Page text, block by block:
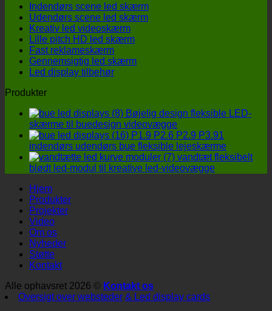
Indendørs scene led skærm
Udendørs scene led skærm
Kreativ led videoskærm
Lille pitch HD led skærm
Fast reklameskærm
Gennemsigtig led skærm
Led display tilbehør
Produkter
Bøjelig design fleksible LED-
skærme til buedesign videovægge
P1.9 P2.6 P2.9 P3.91
indendørs udendørs bue fleksible lejeskærme
vandtæt fleksibelt
blødt led-modul til kreative led-videovægge
Hjem
Produkter
Projekter
Video
Om os
Nyheder
Støtte
Kontakt
Alle ophavsret 2026 © Kontakt os
Oversigt over websteder & Led display cards